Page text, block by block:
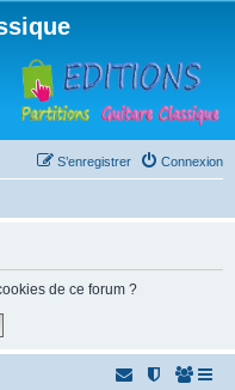
Connexion
S’enregistrer
de ce forum ?